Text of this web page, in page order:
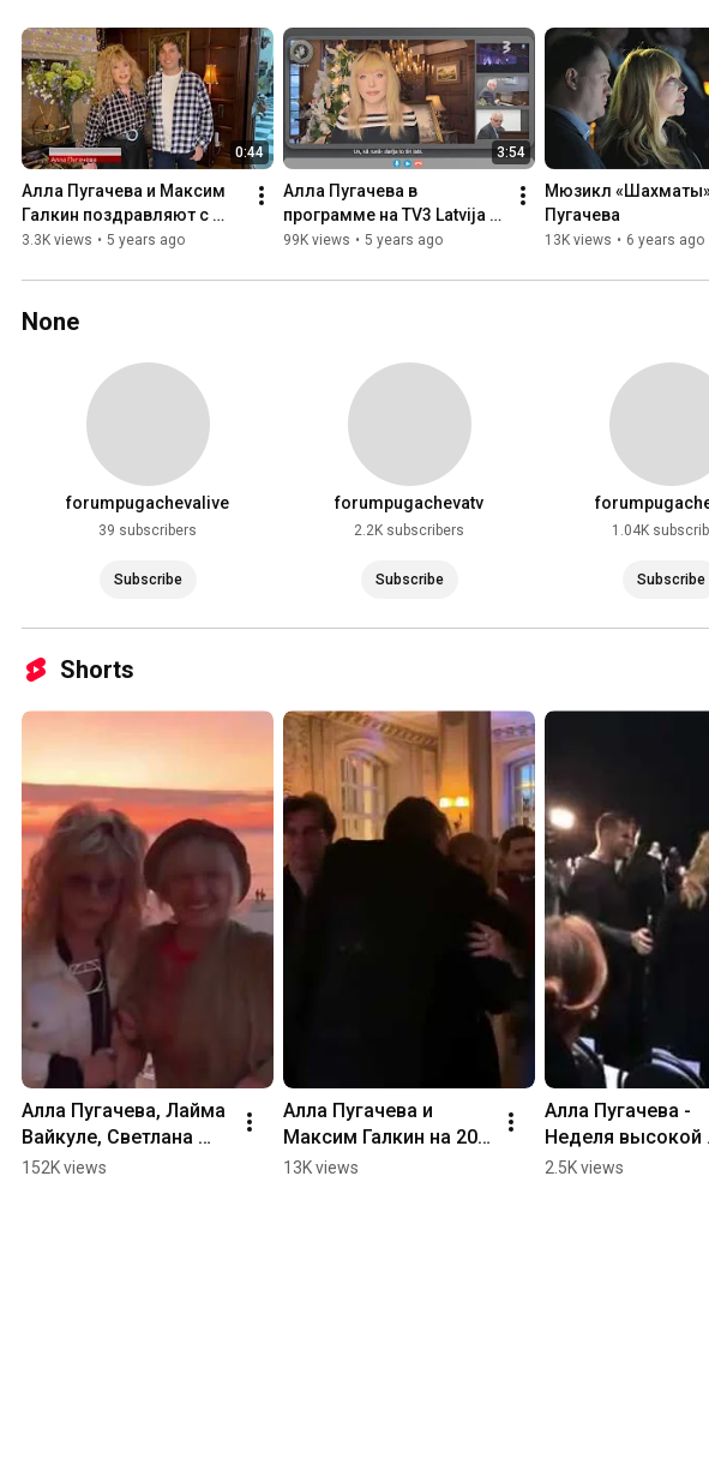
0:44
Алла Пугачева и Максим
Галкин поздравляют с
юбилеем Вячеслава
Первый канал)
3.3K views • 5 years ago
3:54
Алла Пугачева в
программе на TV3 Latvija к
юбилею Раймонда
99K views • 5 years ago
Мюзикл
Пугачева
13K views • 6 years ago
None
forumpugachevalive
39 subscribers
Subscribe
forumpugachevatv
2.2K subscribers
Subscribe
1.04K
Subscribe
Shorts
Алла Пугачева, Лайма
Вайкуле, Светлана
Лобода, скандал -
152K views
Алла Пугачева и
Максим Галкин на 20-
летии ресторана
13K views
Алла Пугачева -
Неделя высокой
моды в Москве
2.5K views